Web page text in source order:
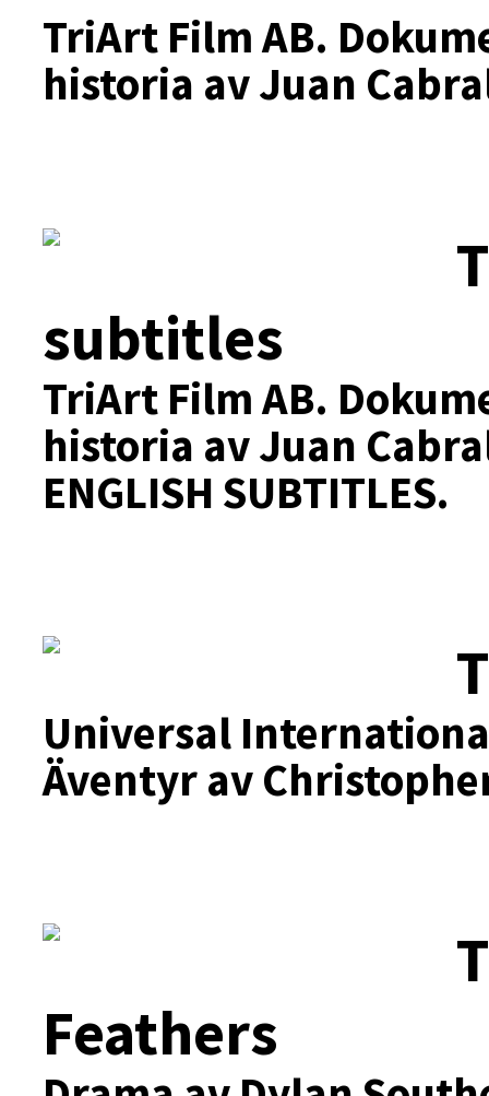
TriArt Film AB.
historia av Juan
subtitles
TriArt Film AB.
historia av Juan
ENGLISH SUBTITLES.
Universal
Äventyr av
Feathers